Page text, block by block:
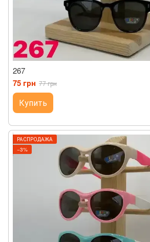
267
75 грн 77 грн
Купить
РАСПРОДАЖА
−3%